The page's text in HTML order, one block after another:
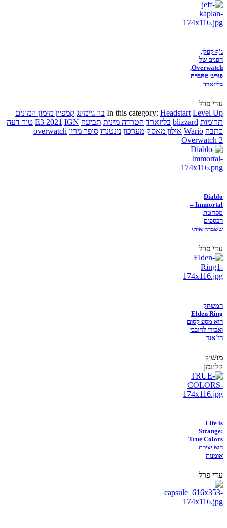
ג'ף קפלן,
הפנים של
Overwatch,
פורש מחברת
בליזארד
עדי פרל
In this category: Headstart Level Up בר גיימינג קמפיין מימון המונים
תרומות blizzard בליזארד הטרדה מינית תביעה E3 2021 IGN
טור דעה
כתבה Wario אילון מאסק מערכון נינטנדו סופר מריו overwatch
Overwatch 2
Diablo
Immortal –
מסחטת
הכספים
ששברה אותי
עדי פרל
המשחק
Elden Ring
הוא מסע קסום
ואכזרי לחובבי
הז'אנר
מושיק
קלינמן
Life is
Strange:
True Colors
הוא יצירת
אומנות
עדי פרל